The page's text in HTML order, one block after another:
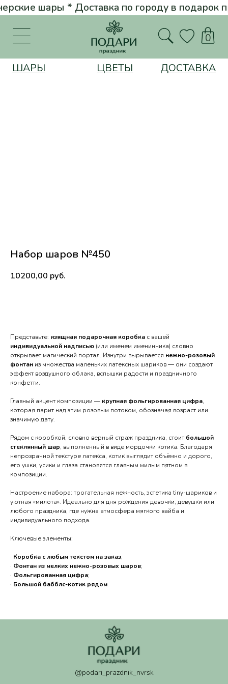
шары * Доставка по городу в подарок при заказе от 5000
ДОСТАВКА
ЦВЕТЫ
Набор шаров №450
10200,00 руб.
Представьте: изящная подарочная коробка с вашей
индивидуальной надписью (или именем именинника) словно
открывает магический портал. Изнутри вырывается нежно-розовый
фонтан из множества маленьких латексных шариков — они создают
эффект воздушного облака, вспышки радости и праздничного
конфетти.
Главный акцент композиции — крупная фольгированная цифра,
которая парит над этим розовым потоком, обозначая возраст или
значимую дату.
Рядом с коробкой, словно верный страж праздника, стоит большой
стеклянный шар, выполненный в виде мордочки котика. Благодаря
непрозрачной текстуре латекса, котик выглядит объёмно и дорого,
его ушки, усики и глаза становятся главным милым пятном в
композиции.
Настроение набора: трогательная нежность, эстетика tiny-шариков и
уютная «милота». Идеально для дня рождения девочки, девушки или
любого праздника, где нужна атмосфера мягкого вайба и
индивидуального подхода.
Ключевые элементы:
· Коробка с любым текстом на заказ;
· Фонтан из мелких нежно-розовых шаров;
· Фольгированная цифра;
· Большой бабблс-котик рядом.
Согласие на рекламную рассылку
Политика обработки персональных данных
ИП Валанчюс Надежда Сергеевна ИНН
234992496920. ОГРНИП 325237500181448
г. Новороссийск, проспект
Дзержинского 228
ПОСМОТРЕТЬ НА КАРТЕ
c 08:00 - 21:00